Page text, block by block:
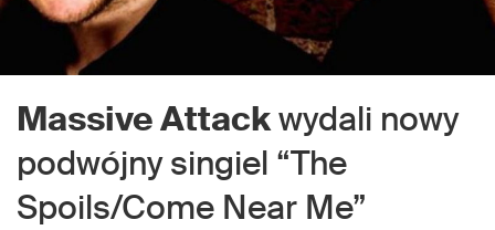
Massive Attackwydali nowy
podwójny singiel “The
Spoils/Come Near Me”